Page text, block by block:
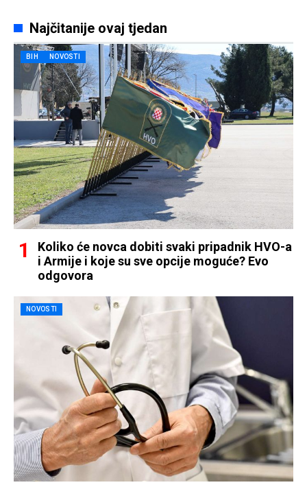
Najčitanije ovaj tjedan
BIH NOVOSTI
Koliko će novca dobiti svaki pripadnik HVO-a
i Armije i koje su sve opcije moguće? Evo
odgovora
NOVOSTI